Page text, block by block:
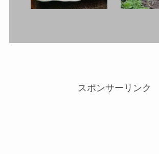
スポンサーリンク